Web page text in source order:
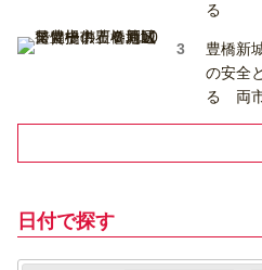
る
豊橋新
の安全
る 両
日付で探す